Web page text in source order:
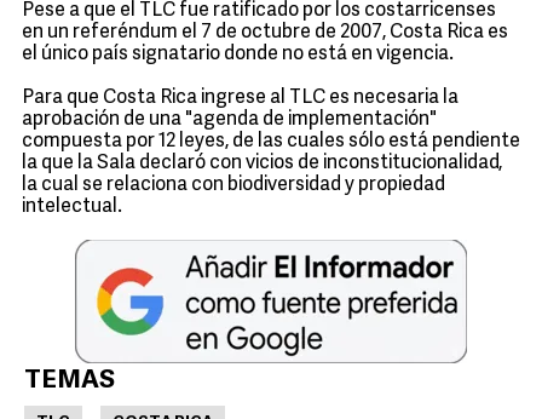
Pese a que el TLC fue ratificado por los costarricenses
en un referéndum el 7 de octubre de 2007, Costa Rica es
el único país signatario donde no está en vigencia.
Para que Costa Rica ingrese al TLC es necesaria la
aprobación de una "agenda de implementación"
compuesta por 12 leyes, de las cuales sólo está pendiente
la que la Sala declaró con vicios de inconstitucionalidad,
la cual se relaciona con biodiversidad y propiedad
intelectual.
TEMAS